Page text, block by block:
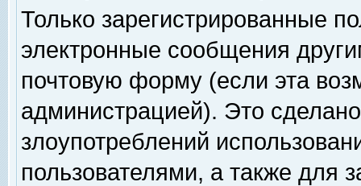
Только зарегистрированные
электронные сообщения
почтовую форму (если эта
администрацией). Это
злоупотреблений
пользователями, а также для